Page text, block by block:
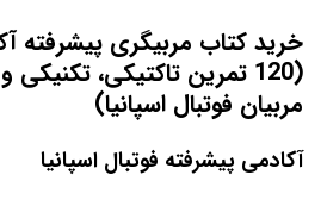
خرید کتاب مربیگری پیشرفته
(120 تمرین تاکتیکی،
مربیان فوتبال اسپانیا)
آکادمی پیشرفته فوتبال اسپانیا